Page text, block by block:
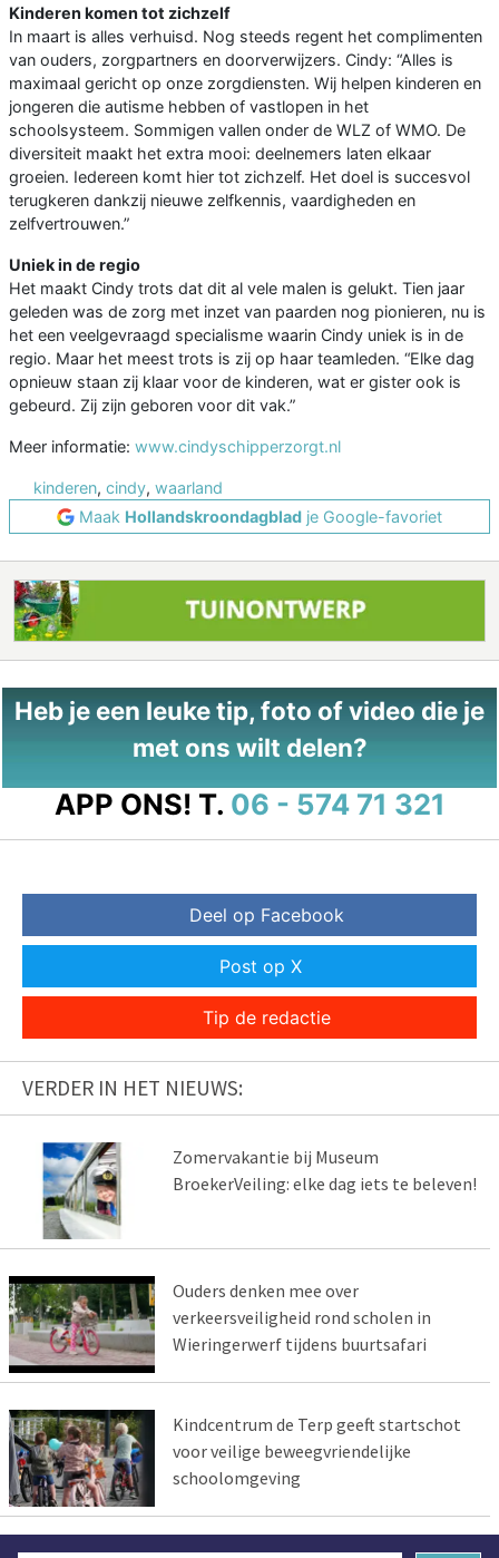
Kinderen komen tot zichzelf
In maart is alles verhuisd. Nog steeds regent het complimenten
van ouders, zorgpartners en doorverwijzers. Cindy: “Alles is
maximaal gericht op onze zorgdiensten. Wij helpen kinderen en
jongeren die autisme hebben of vastlopen in het
schoolsysteem. Sommigen vallen onder de WLZ of WMO. De
diversiteit maakt het extra mooi: deelnemers laten elkaar
groeien. Iedereen komt hier tot zichzelf. Het doel is succesvol
terugkeren dankzij nieuwe zelfkennis, vaardigheden en
zelfvertrouwen.”
Uniek in de regio
Het maakt Cindy trots dat dit al vele malen is gelukt. Tien jaar
geleden was de zorg met inzet van paarden nog pionieren, nu is
het een veelgevraagd specialisme waarin Cindy uniek is in de
regio. Maar het meest trots is zij op haar teamleden. “Elke dag
opnieuw staan zij klaar voor de kinderen, wat er gister ook is
gebeurd. Zij zijn geboren voor dit vak.”
Meer informatie: www.cindyschipperzorgt.nl
kinderen, cindy, waarland
Maak Hollandskroondagblad je Google-favoriet
Heb je een leuke tip, foto of video die je
met ons wilt delen?
APP ONS! T. 06 - 574 71 321
Deel op Facebook
Post op X
Tip de redactie
VERDER IN HET NIEUWS:
Zomervakantie bij Museum
BroekerVeiling: elke dag iets te beleven!
Ouders denken mee over
verkeersveiligheid rond scholen in
Wieringerwerf tijdens buurtsafari
Kindcentrum de Terp geeft startschot
voor veilige beweegvriendelijke
schoolomgeving